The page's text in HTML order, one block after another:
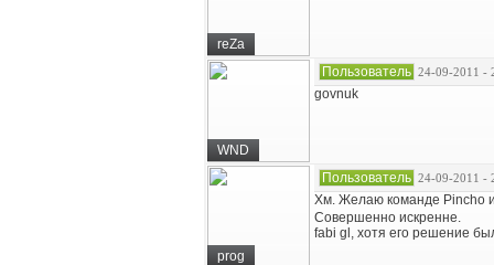
reZa
WND
Пользователь 24-09-2011 -
govnuk
prog
Пользователь 24-09-2011 -
Хм. Желаю команде Pincho
Совершенно искренне.
fabi gl, хотя его решение